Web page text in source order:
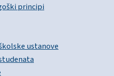
principi
ustanove